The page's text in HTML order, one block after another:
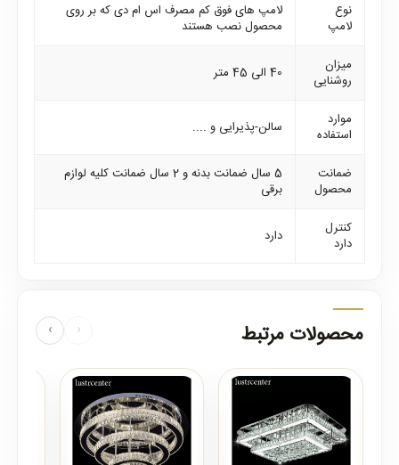
نوع
لامپ
لامپ های فوق کم مصرف اس ام دی که بر روی
محصول نصب هستند
میزان
روشنایی
40 الی 45 متر
موارد
استفاده
سالن-پذیرایی و ....
ضمانت
محصول
5 سال ضمانت بدنه و 2 سال ضمانت کلیه لوازم
برقی
کنترل
دارد
دارد
محصولات مرتبط ‹
›